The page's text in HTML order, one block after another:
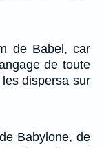
de Babel, car
de toute
dispersa sur
Babylone, de